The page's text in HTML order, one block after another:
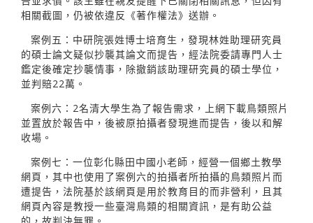
相關截圖，仍被依違反《著作權法》送辦。
案例五：中研院張姓博士培育生，發現林姓助理研究員
的碩士論文疑似抄襲其論文而提告，經法院委請專門人士
鑑定後確定抄襲情事，除撤銷該助理研究員的碩士學位，
並判賠22萬。
案例六：2名清大學生為了報告需求，上網下載鳥類照片
並置放於報告中，後被原拍攝者發現進而提告，後以和解
收場。
案例七：一位彰化縣田中國小老師，經營一個鄉土教學
網頁，其中也使用了案例六的拍攝者所拍攝的鳥類照片而
遭提告，法院基於該網頁是用於教育目的而非營利，且其
網頁內容是教授一些臺灣鳥類的相關資訊，是有助公益